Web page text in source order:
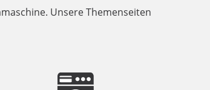
Unsere Themenseiten